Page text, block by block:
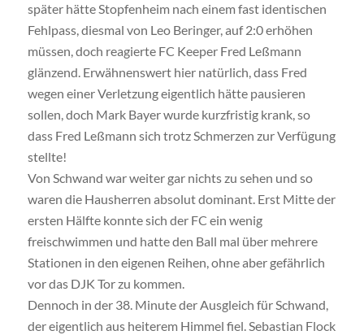
später hätte Stopfenheim nach einem fast identischen
Fehlpass, diesmal von Leo Beringer, auf 2:0 erhöhen
müssen, doch reagierte FC Keeper Fred Leßmann
glänzend. Erwähnenswert hier natürlich, dass Fred
wegen einer Verletzung eigentlich hätte pausieren
sollen, doch Mark Bayer wurde kurzfristig krank, so
dass Fred Leßmann sich trotz Schmerzen zur Verfügung
stellte!
Von Schwand war weiter gar nichts zu sehen und so
waren die Hausherren absolut dominant. Erst Mitte der
ersten Hälfte konnte sich der FC ein wenig
freischwimmen und hatte den Ball mal über mehrere
Stationen in den eigenen Reihen, ohne aber gefährlich
vor das DJK Tor zu kommen.
Dennoch in der 38. Minute der Ausgleich für Schwand,
der eigentlich aus heiterem Himmel fiel. Sebastian Flock